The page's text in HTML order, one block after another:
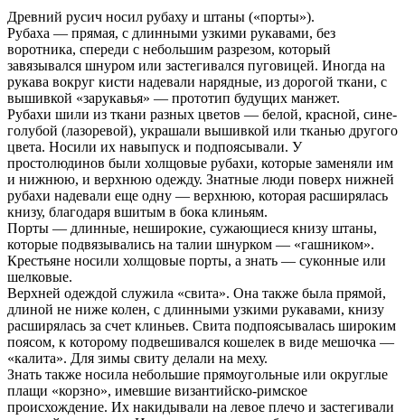
Древний русич носил рубаху и штаны («порты»).
Рубаха — прямая, с длинными узкими рукавами, без
воротника, спереди с небольшим разрезом, который
завязывался шнуром или застегивался пуговицей. Иногда на
рукава вокруг кисти надевали нарядные, из дорогой ткани, с
вышивкой «зарукавья» — прототип будущих манжет.
Рубахи шили из ткани разных цветов — белой, красной, сине-
голубой (лазоревой), украшали вышивкой или тканью другого
цвета. Носили их навыпуск и подпоясывали. У
простолюдинов были холщовые рубахи, которые заменяли им
и нижнюю, и верхнюю одежду. Знатные люди поверх нижней
рубахи надевали еще одну — верхнюю, которая расширялась
книзу, благодаря вшитым в бока клиньям.
Порты — длинные, неширокие, сужающиеся книзу штаны,
которые подвязывались на талии шнурком — «гашником».
Крестьяне носили холщовые порты, а знать — суконные или
шелковые.
Верхней одеждой служила «свита». Она также была прямой,
длиной не ниже колен, с длинными узкими рукавами, книзу
расширялась за счет клиньев. Свита подпоясывалась широким
поясом, к которому подвешивался кошелек в виде мешочка —
«калита». Для зимы свиту делали на меху.
Знать также носила небольшие прямоугольные или округлые
плащи «корзно», имевшие византийско-римское
происхождение. Их накидывали на левое плечо и застегивали